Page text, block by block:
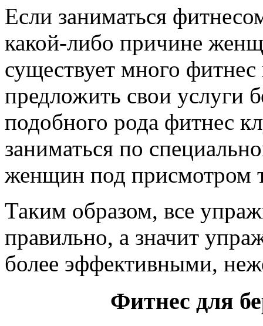
Если заниматься
какой-либо причине
существует много
предложить свои
подобного рода фитнес
заниматься по
женщин под присмотром
Таким образом, все
правильно, а значит
более эффективными,
Фитнес для